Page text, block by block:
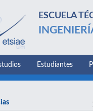
ESCUELA
Estudiantes